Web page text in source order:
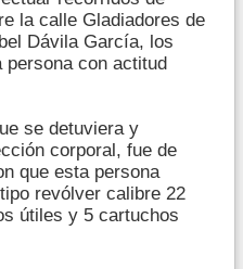
la calle Gladiadores de
Dávila García, los
persona con actitud
se detuviera y
corporal, fue de
que esta persona
revólver calibre 22
útiles y 5 cartuchos